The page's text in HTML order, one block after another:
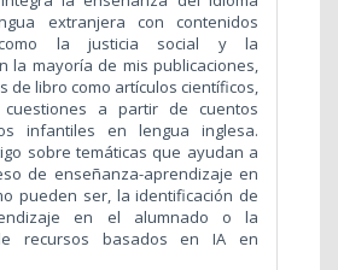
extranjera con contenidos
como la justicia social y la
la mayoría de mis publicaciones,
de libro como artículos científicos,
cuestiones a partir de cuentos
infantiles en lengua inglesa.
sobre temáticas que ayudan a
de enseñanza-aprendizaje en
pueden ser, la identificación de
en el alumnado o la
recursos basados en IA en